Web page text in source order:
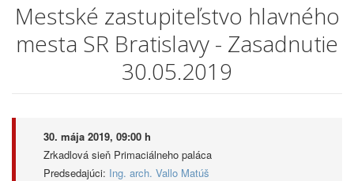
Mestské zastupiteľstvo hlavného
mesta SR Bratislavy - Zasadnutie
30.05.2019
30. mája 2019, 09:00 h
Zrkadlová sieň Primaciálneho paláca
Predsedajúci: Ing. arch. Vallo Matúš